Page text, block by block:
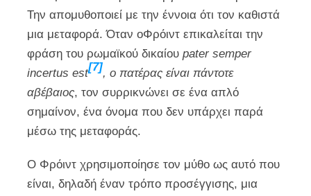
Την απομυθοποιεί με την έννοια ότι τον καθιστά
μια μεταφορά. Όταν oΦρόιντ επικαλείται την
φράση του ρωμαϊκού δικαίουpater semper
incertus est[7], ο πατέρας είναι πάντοτε
αβέβαιος, τον συρρικνώνει σε ένα απλό
σημαίνον, ένα όνομα που δεν υπάρχει παρά
μέσω της μεταφοράς.
Ο Φρόιντ χρησιμοποίησε τον μύθο ως αυτό που
είναι, δηλαδή έναν τρόπο προσέγγισης, μια